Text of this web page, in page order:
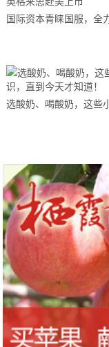
国际资本青睐国服，全
选酸奶、喝酸奶，这些